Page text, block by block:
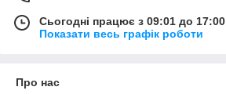
Сьогодні працює з 09:01 до 17:00
Показати весь графік роботи
Про нас